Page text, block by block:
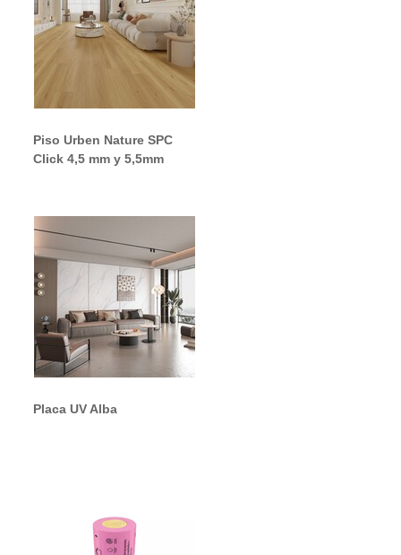
Piso Urben Nature SPC
Click 4,5 mm y 5,5mm
Placa UV Alba